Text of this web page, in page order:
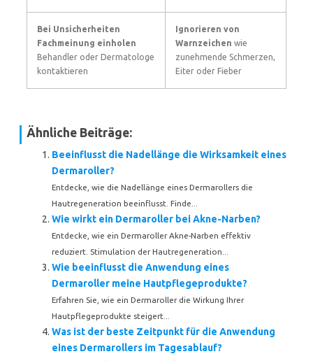
Bei Unsicherheiten
Fachmeinung einholen
Behandler oder Dermatologe
kontaktieren
Ignorieren von
Warnzeichen wie
zunehmende Schmerzen,
Eiter oder Fieber
Ähnliche Beiträge:
Beeinflusst die Nadellänge die Wirksamkeit eines
Dermaroller?
Entdecke, wie die Nadellänge eines Dermarollers die
Hautregeneration beeinflusst. Finde...
Wie wirkt ein Dermaroller bei Akne-Narben?
Entdecke, wie ein Dermaroller Akne-Narben effektiv
reduziert. Stimulation der Hautregeneration...
Wie beeinflusst die Anwendung eines
Dermaroller meine Hautpflegeprodukte?
Erfahren Sie, wie ein Dermaroller die Wirkung Ihrer
Hautpflegeprodukte steigert...
Was ist der beste Zeitpunkt für die Anwendung
eines Dermarollers im Tagesablauf?